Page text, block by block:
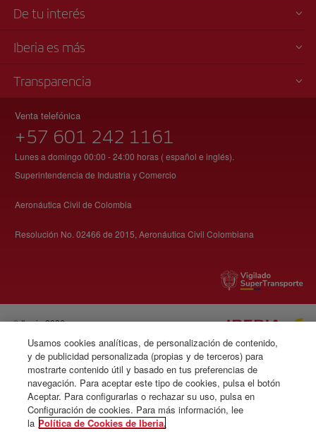
De tu interés
Iberia es más
Transparencia
Venta telefónica
+57 601 242 1161
Lunes a domingo 00:00 - 24:00 horas ( español e inglés).
Superintendencia de Industria y Comercio
Aeronáutica Civil de Colombia
Resolución No. 02466 de 2015, Aeronáutica Civil Colombiana
© Iberia 2026
Usamos cookies analíticas, de personalización de contenido,
y de publicidad personalizada (propias y de terceros) para
mostrarte contenido útil y basado en tus preferencias de
navegación. Para aceptar este tipo de cookies, pulsa el botón
Aceptar. Para configurarlas o rechazar su uso, pulsa en
Configuración de cookies. Para más información, lee
la Política de Cookies de Iberia.